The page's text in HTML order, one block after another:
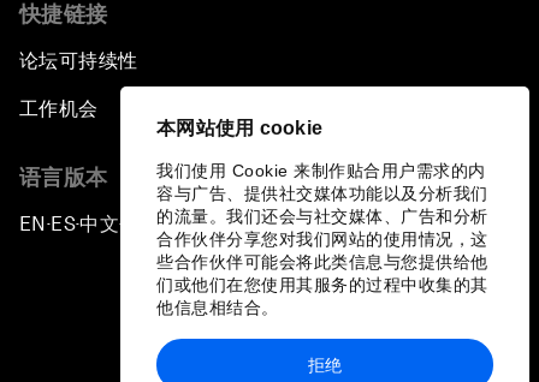
本网站使用 cookie
我们使用 Cookie 来制作贴合用户需求的内
容与广告、提供社交媒体功能以及分析我们
的流量。我们还会与社交媒体、广告和分析
合作伙伴分享您对我们网站的使用情况，这
些合作伙伴可能会将此类信息与您提供给他
们或他们在您使用其服务的过程中收集的其
他信息相结合。
拒绝
快捷链接
论坛可持续性
工作机会
语言版本
EN ▪ ES▪中文▪ 日本語